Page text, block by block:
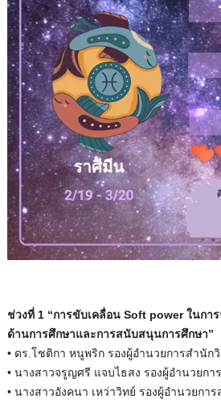
ช่วงที่ 1 “การขับเคลื่อน Soft power ในกา
ด้านการศึกษาและการสนับสนุนการศึกษา”
• ดร.โชติกา หนูพริก รองผู้อำนวยการสำนัก
• นางสาวจรูญศรี แจบไธสง รองผู้อำนวยก
• นางสาวอังคนา เหว่าวิทย์ รองผู้อำนวยก